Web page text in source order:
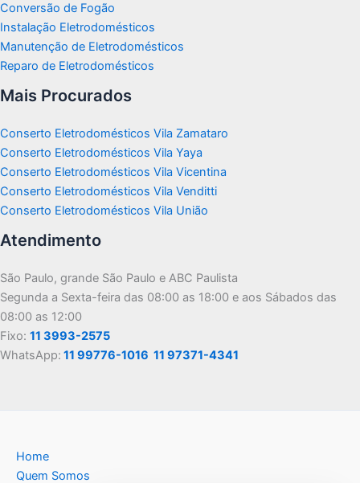
Conversão de Fogão
Instalação Eletrodomésticos
Manutenção de Eletrodomésticos
Reparo de Eletrodomésticos
Mais Procurados
Conserto Eletrodomésticos Vila Zamataro
Conserto Eletrodomésticos Vila Yaya
Conserto Eletrodomésticos Vila Vicentina
Conserto Eletrodomésticos Vila Venditti
Conserto Eletrodomésticos Vila União
Atendimento
São Paulo, grande São Paulo e ABC Paulista
Segunda a Sexta-feira das 08:00 as 18:00 e aos Sábados das
08:00 as 12:00
Fixo: 11 3993-2575
WhatsApp: 11 99776-1016 11 97371-4341
Home
Quem Somos